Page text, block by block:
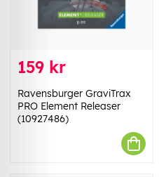
159 kr
Ravensburger GraviTrax
PRO Element Releaser
(10927486)